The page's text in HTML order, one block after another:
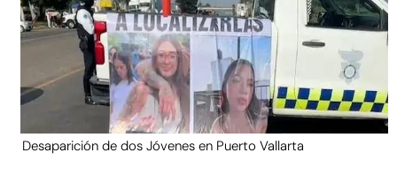
Desaparición de dos Jóvenes en Puerto Vallarta